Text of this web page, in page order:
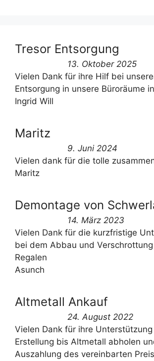
Tresor Entsorgung
13. Oktober 2025
Vielen Dank für ihre Hilf bei
Entsorgung in unsere Büroräume
Ingrid Will
Maritz
9. Juni 2024
Vielen dank für die tolle
Maritz
Demontage von
14. März 2023
Vielen Dank für die kurzfristige
bei dem Abbau und
Regalen
Asunch
Altmetall Ankauf
24. August 2022
Vielen Dank für ihre
Erstellung bis Altmetall abholen
Auszahlung des vereinbarten